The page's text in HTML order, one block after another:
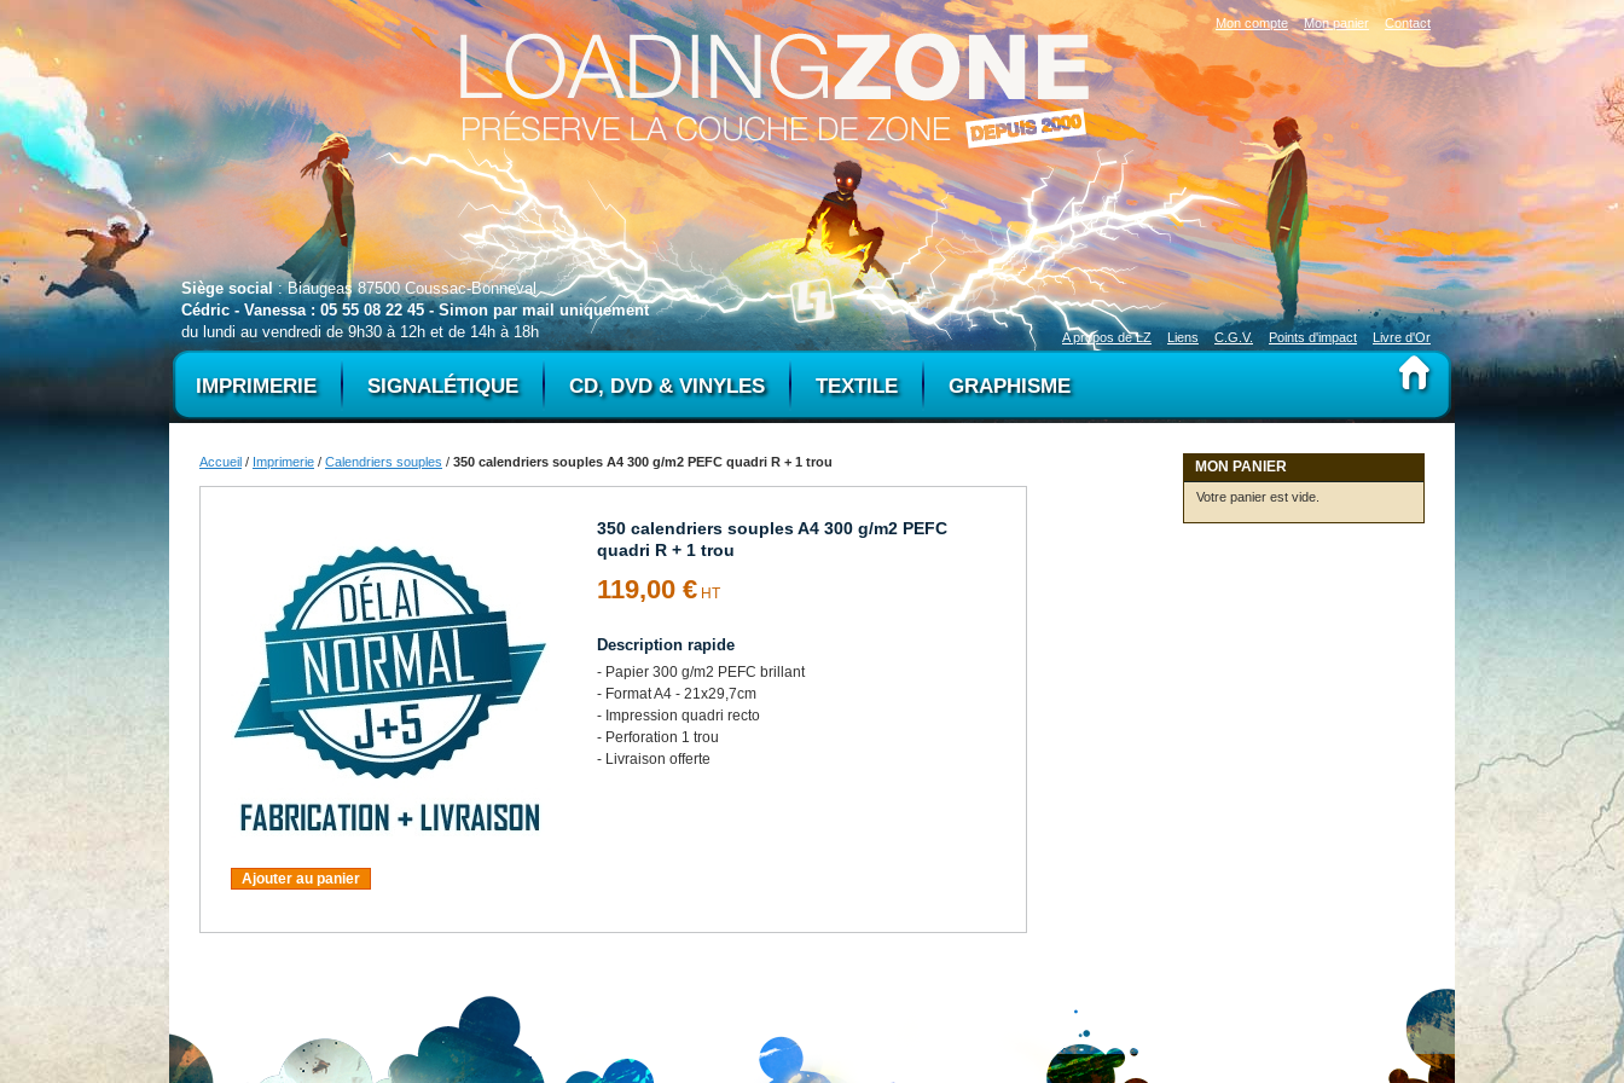
Mon compte Mon panier Contact
Siège social: Biaugeas 87500 Coussac-Bonneval
Cédric - Vanessa : 05 55 08 22 45 - Simon par mail uniquement
du lundi au vendredi de 9h30 à 12h et de 14h à 18h
A propos de LZ Liens C.G.V. Points d'impact Livre d'Or
IMPRIMERIE SIGNALÉTIQUE CD, DVD & VINYLES TEXTILE GRAPHISME
Accueil / Imprimerie / Calendriers souples / 350 calendriers souples A4 300 g/m2 PEFC quadri R + 1 trou
350 calendriers souples A4 300 g/m2 PEFC
quadri R + 1 trou
119,00 € HT
Description rapide
- Papier 300 g/m2 PEFC brillant
- Format A4 - 21x29,7cm
- Impression quadri recto
- Perforation 1 trou
- Livraison offerte
Ajouter au panier
MON PANIER
Votre panier est vide.